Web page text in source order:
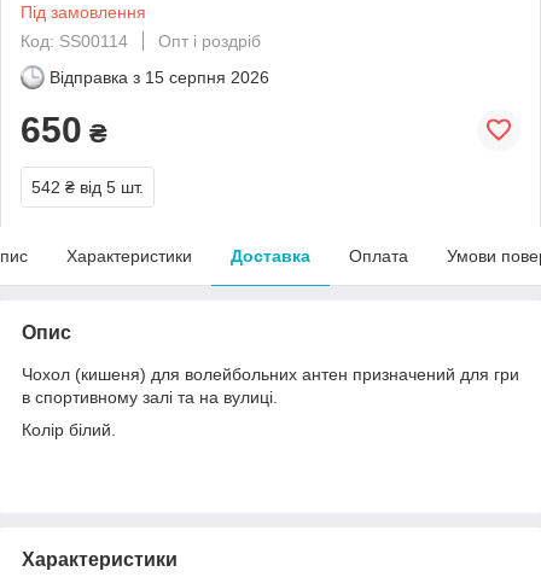
Під замовлення
Код: SS00114
Опт і роздріб
Відправка з 15 серпня 2026
650 ₴
542 ₴ від 5 шт.
Характеристики Доставка Оплата Умови
Опис
Чохол (кишеня) для волейбольних антен призначений для гри
в спортивному залі та на вулиці.
Колір білий.
Характеристики